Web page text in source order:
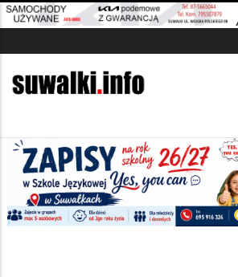
Szukana fraza w ogłoszeniach